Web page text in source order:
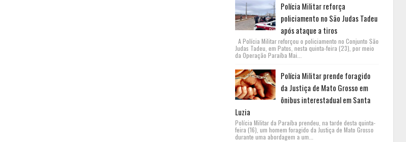
Polícia Militar reforça
policiamento no São Judas Tadeu
após ataque a tiros
A Polícia Militar reforçou o policiamento no Conjunto São
Judas Tadeu, em Patos, nesta quinta-feira (23), por meio
da Operação Paraíba Mai...
Polícia Militar prende foragido
da Justiça de Mato Grosso em
ônibus interestadual em Santa
Luzia
Polícia Militar da Paraíba prendeu, na tarde desta quinta-
feira (16), um homem foragido da Justiça de Mato Grosso
durante uma abordagem a um...